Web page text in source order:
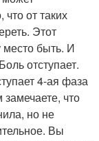
что от таких
Этот
быть. И
отступает.
4-ая фаза
что
но не
Вы